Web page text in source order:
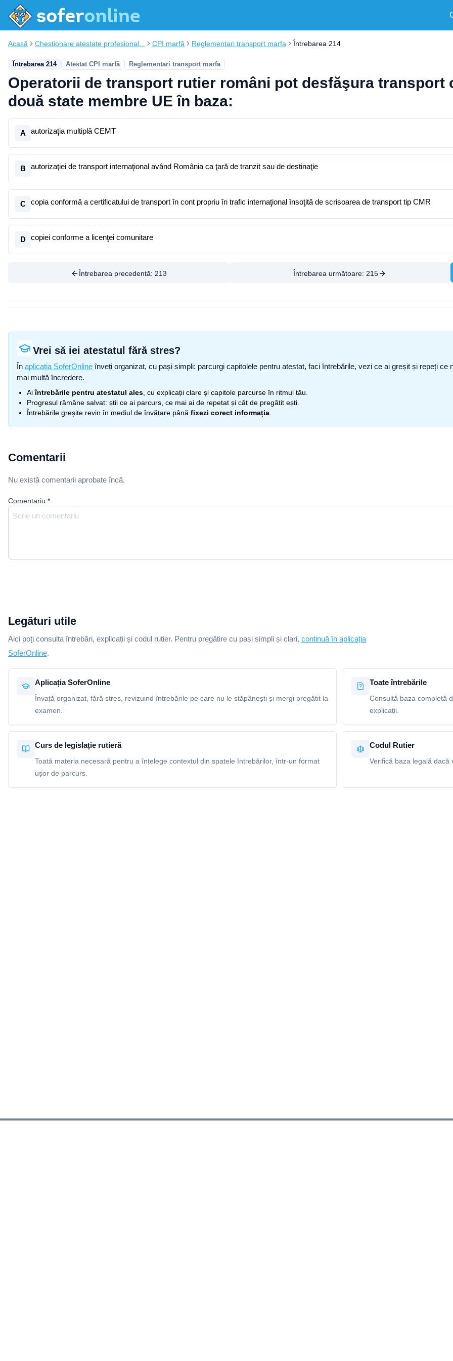
Acasă Chestionare atestate profesional... CPI marfă Reglementari transport marfa Întrebarea 214
Întrebarea 214 Atestat CPI marfă Reglementari transport marfa
Operatorii de transport rutier români pot desfăşura transport
două state membre UE în baza:
A autorizaţia multiplă CEMT
B autorizaţiei de transport internaţional având România ca ţară de tranzit sau de destinaţie
C copia conformă a certificatului de transport în cont propriu în trafic internaţional însoţită de scrisoarea de transport tip CMR
D copiei conforme a licenţei comunitare
Întrebarea precedentă: 213 Întrebarea următoare: 215
Vrei să iei atestatul fără stres?
În aplicația SoferOnline înveți organizat, cu pași simpli: parcurgi capitolele pentru atestat, faci întrebările, vezi ce ai greșit și repeți
mai multă încredere.
Aiîntrebările pentru atestatul ales , cu explicații clare și capitole parcurse în ritmul tău.
Progresul rămâne salvat: știi ce ai parcurs, ce mai ai de repetat și cât de pregătit ești.
Întrebările greșite revin în mediul de învățare până fixezi corect informația
Comentarii
Nu există comentarii aprobate încă.
Comentariu *
Legături utile
Aici poți consulta întrebări, explicații și codul rutier. Pentru pregătire cu pași simpli și clari, continuă în aplicația
SoferOnline.
Aplicația SoferOnline
Învață organizat, fără stres, revizuind întrebările pe care nu le stăpânești și mergi pregătit la
examen.
Toate întrebările
Consultă baza completă
explicații.
Curs de legislație rutieră
Toată materia necesară pentru a înțelege contextul din spatele întrebărilor, într-un format
ușor de parcurs.
Codul Rutier
Verifică baza legală dacă